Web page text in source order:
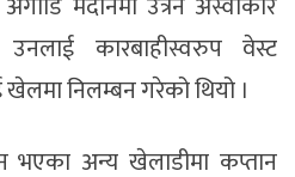
कारबाहीस्वरुप वेस्ट
निलम्बन गरेको थियो ।
अन्य खेलाडीमा कप्तान